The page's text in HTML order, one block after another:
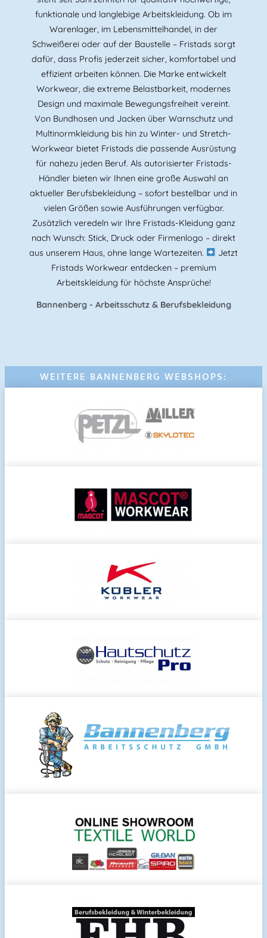
funktionale und langlebige Arbeitskleidung. Ob im
Warenlager, im Lebensmittelhandel, in der
Schweißerei oder auf der Baustelle – Fristads sorgt
dafür, dass Profis jederzeit sicher, komfortabel und
effizient arbeiten können. Die Marke entwickelt
Workwear, die extreme Belastbarkeit, modernes
Design und maximale Bewegungsfreiheit vereint.
Von Bundhosen und Jacken über Warnschutz und
Multinormkleidung bis hin zu Winter- und Stretch-
Workwear bietet Fristads die passende Ausrüstung
für nahezu jeden Beruf. Als autorisierter Fristads-
Händler bieten wir Ihnen eine große Auswahl an
aktueller Berufsbekleidung – sofort bestellbar und in
vielen Größen sowie Ausführungen verfügbar.
Zusätzlich veredeln wir Ihre Fristads-Kleidung ganz
nach Wunsch: Stick, Druck oder Firmenlogo – direkt
aus unserem Haus, ohne lange Wartezeiten.
Jetzt
Fristads Workwear entdecken – premium
Arbeitskleidung für höchste Ansprüche!
Bannenberg - Arbeitsschutz & Berufsbekleidung
WEITERE BANNENBERG WEBSHOPS: